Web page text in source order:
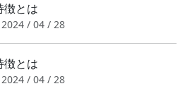
とは
2024 / 04 / 28
とは
2024 / 04 / 28